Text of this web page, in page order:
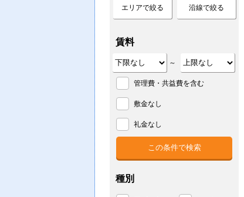
エリアで絞る 沿線で絞る
賃料
～
管理費・共益費を含む
敷金なし
礼金なし
種別